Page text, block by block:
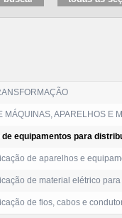
MÁQUINAS, APARELHOS E
de equipamentos para
de aparelhos e
de material elétrico
de fios, cabos e